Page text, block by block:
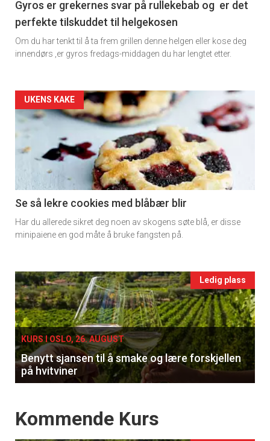
×
Få ukentlige nyhetsbrev fra
Vi tilbyr flere ukentlige nyhetsbrev. Du
kan fritt velge hvilke du ønsker å få
Registrer deg
11
Dagens
rett
Gyros er grekernes svar på rullekebab og er det
perfekte tilskuddet til helgekosen
Om du har tenkt til å ta frem grillen denne helgen eller kose deg
innendørs ,er gyros fredags-middagen du har lengtet etter.
Artikler
detail
-
section
11
Ukens
UKENS KAKE
Se så lekre cookies med blåbær blir
Har du allerede sikret deg noen av skogens søte blå, er disse
minipaiene en god måte å bruke fangsten på.
Events
single
Ledig plass
KURS I OSLO, 26. AUGUST
Benytt sjansen til å smake og lære forskjellen
på hvitviner
Events
Kommende Kurs